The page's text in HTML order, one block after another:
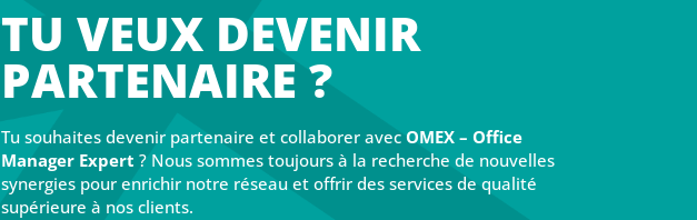
TU VEUX DEVENIR
PARTENAIRE ?
Tu souhaites devenir partenaire et collaborer avecOMEX – Office
Manager Expert ? Nous sommes toujours à la recherche de nouvelles
synergies pour enrichir notre réseau et offrir des services de qualité
supérieure à nos clients.